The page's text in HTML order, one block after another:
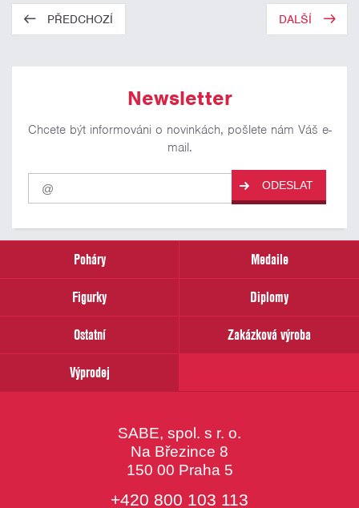
PŘEDCHOZÍ DALŠÍ
Newsletter
Chcete být informováni o novinkách, pošlete nám Váš e-
mail.
Pro
odběr
našich
email
ODESLAT
Poháry
Medaile
Figurky
Diplomy
Ostatní
Zakázková výroba
Výprodej
SABE, spol. s r. o.
Na Březince 8
150 00 Praha 5
+420 800 103 113